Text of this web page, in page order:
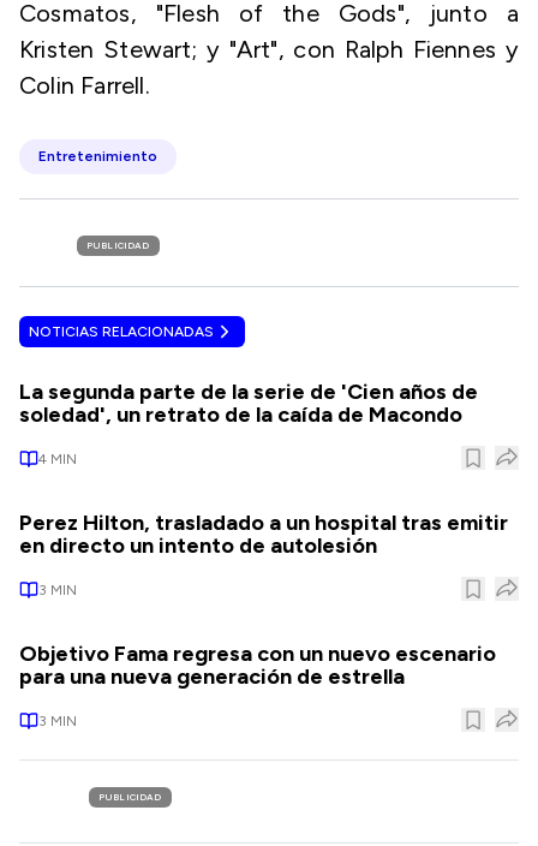
Cosmatos, "Flesh of the Gods", junto a
Kristen Stewart; y "Art", con Ralph Fiennes y
Colin Farrell.
Entretenimiento
PUBLICIDAD
NOTICIAS RELACIONADAS
La segunda parte de la serie de 'Cien años de
soledad', un retrato de la caída de Macondo
4 MIN
Perez Hilton, trasladado a un hospital tras emitir
en directo un intento de autolesión
3 MIN
Objetivo Fama regresa con un nuevo escenario
para una nueva generación de estrella
3 MIN
PUBLICIDAD